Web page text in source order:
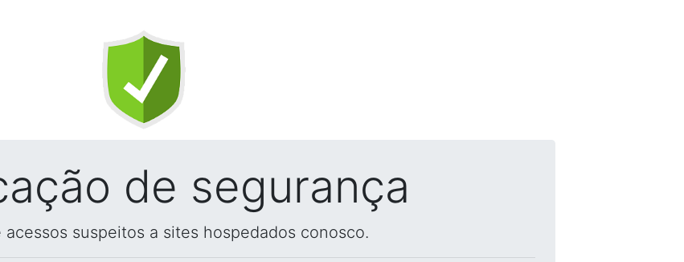
de segurança
suspeitos a sites hospedados conosco.